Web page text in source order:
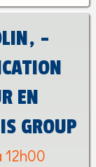
-
EN
GROUP
12h00